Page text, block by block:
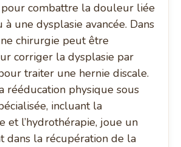
combattre la douleur liée
à une dysplasie avancée. Dans
chirurgie peut être
corriger la dysplasie par
traiter une hernie discale.
rééducation physique sous
incluant la
et l’hydrothérapie, joue un
dans la récupération de la